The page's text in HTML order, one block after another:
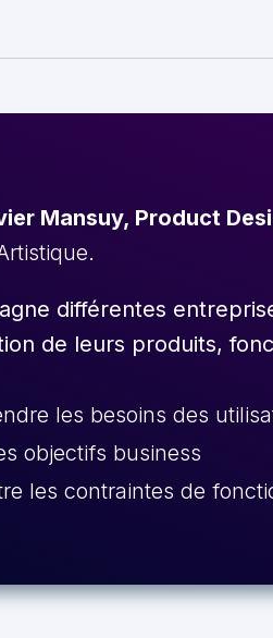
Mansuy, Product
différentes
de leurs produits,
les besoins des
objectifs business
les contraintes de